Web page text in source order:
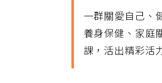
一群關愛自己
養身保健、家庭
課，活出精彩活